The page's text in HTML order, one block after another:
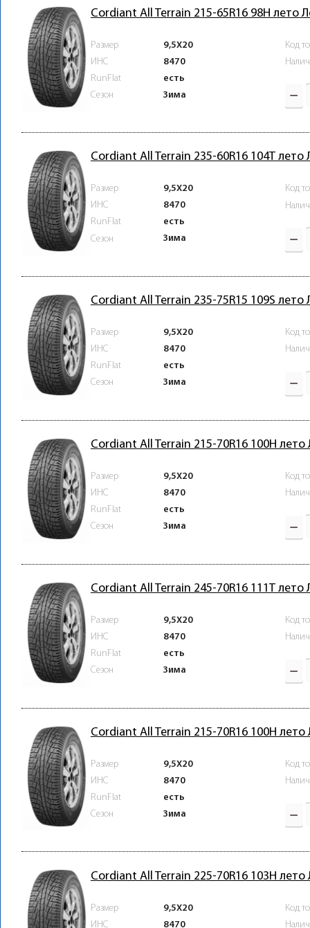
Cordiant All Terrain 215-65R16 98H лето
Размер
9,5X20
ИНС
8470
RunFlat
есть
Сезон
Зима
Код
Cordiant All Terrain 235-60R16 104T лето
Размер
9,5X20
ИНС
8470
RunFlat
есть
Сезон
Зима
Код
Cordiant All Terrain 235-75R15 109S лето
Размер
9,5X20
ИНС
8470
RunFlat
есть
Сезон
Зима
Код
Cordiant All Terrain 215-70R16 100H лето
Размер
9,5X20
ИНС
8470
RunFlat
есть
Сезон
Зима
Код
Cordiant All Terrain 245-70R16 111T лето
Размер
9,5X20
ИНС
8470
RunFlat
есть
Сезон
Зима
Код
Cordiant All Terrain 215-70R16 100H лето
Размер
9,5X20
ИНС
8470
RunFlat
есть
Сезон
Зима
Код
Cordiant All Terrain 225-70R16 103H лето
Размер
9,5X20
ИНС
8470
Код